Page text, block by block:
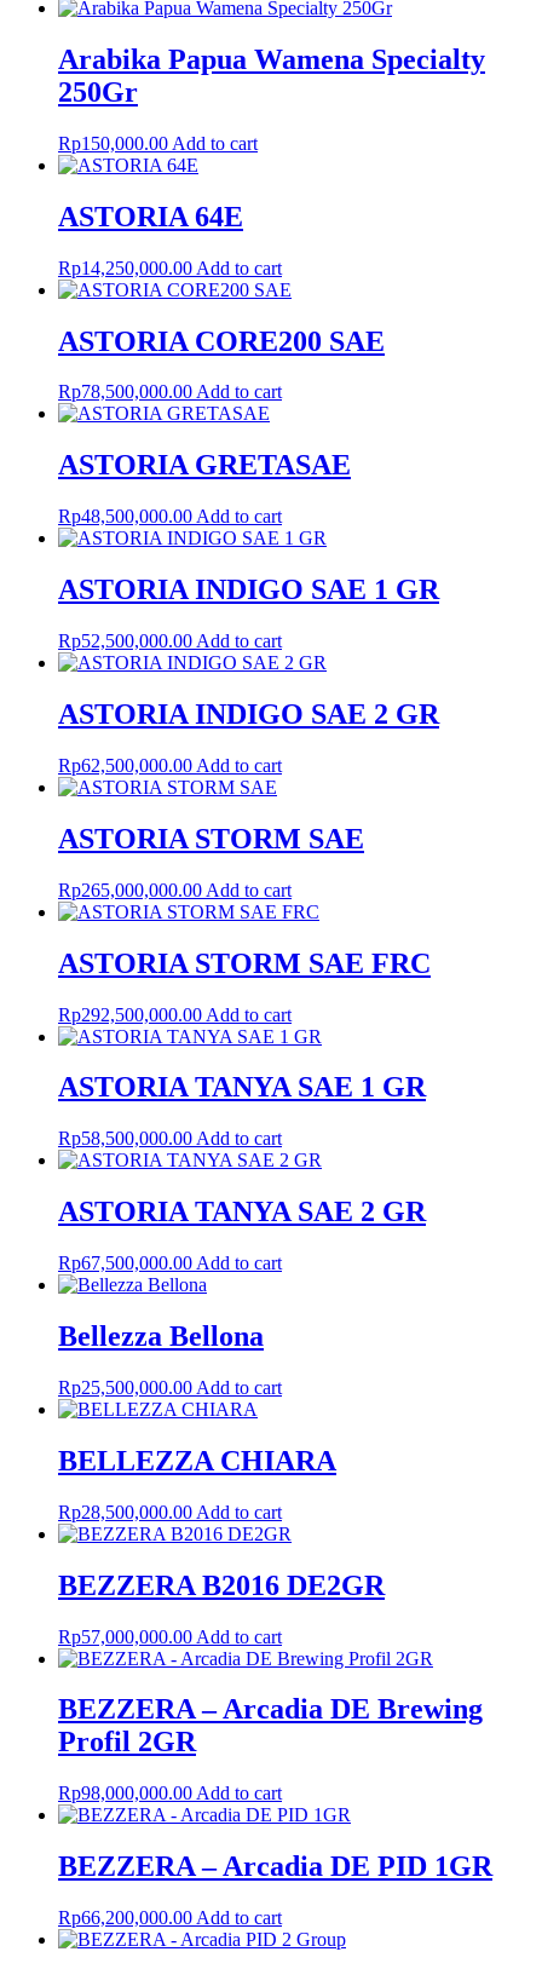
Arabika Papua Wamena Specialty
250Gr
Rp150,000.00 Add to cart
ASTORIA 64E
Rp14,250,000.00 Add to cart
ASTORIA CORE200 SAE
Rp78,500,000.00Add to cart
ASTORIA GRETASAE
Rp48,500,000.00 Add to cart
ASTORIA INDIGO SAE 1 GR
Rp52,500,000.00 Add to cart
ASTORIA INDIGO SAE 2 GR
Rp62,500,000.00 Add to cart
ASTORIA STORM SAE
Rp265,000,000.00 Add to cart
ASTORIA STORM SAE FRC
Rp292,500,000.00 Add to cart
ASTORIA TANYA SAE 1 GR
Rp58,500,000.00 Add to cart
ASTORIA TANYA SAE 2 GR
Rp67,500,000.00 Add to cart
Bellezza Bellona
Rp25,500,000.00 Add to cart
BELLEZZA CHIARA
Rp28,500,000.00 Add to cart
BEZZERA B2016 DE2GR
Rp57,000,000.00 Add to cart
BEZZERA – Arcadia DE Brewing
Profil 2GR
Rp98,000,000.00 Add to cart
BEZZERA – Arcadia DE PID 1GR
Rp66,200,000.00 Add to cart